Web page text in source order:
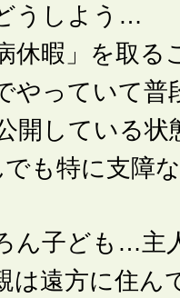
うしよう…
休暇」を取る
やっていて普
開している状
も特に支障
ん子ども…主
は遠方に住ん